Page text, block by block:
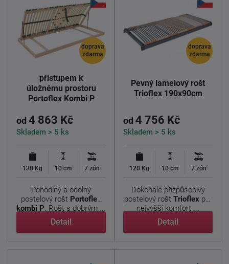
doprava
zdarma
přístupem k
úložnému prostoru
Portoflex Kombi P
od 4 863 Kč
Skladem > 5 ks
130 Kg 10 cm 7 zón
Pohodlný a odolný
postelový rošt Portoflex
kombi P. Rošt s dobrým ...
Detail
doprava
zdarma
Pevný lamelový rošt
Trioflex 190x90cm
od 4 756 Kč
Skladem > 5 ks
120 Kg 10 cm 7 zón
Dokonale přizpůsobivý
postelový rošt Trioflexpro
nejvyšší komfort ...
Detail